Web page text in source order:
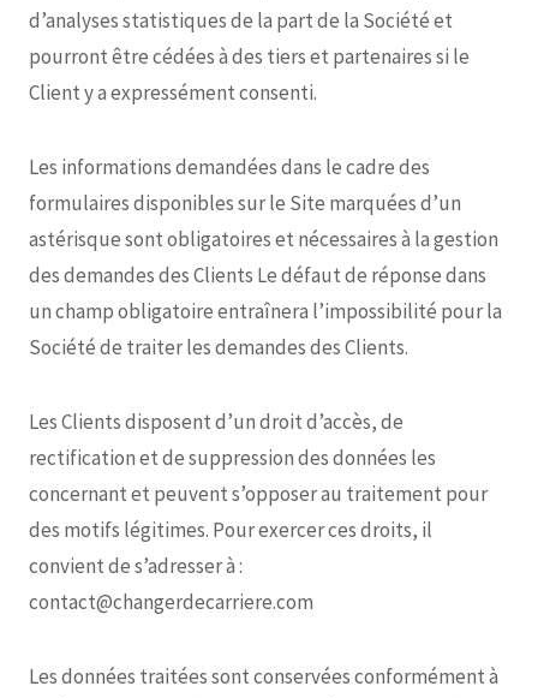
d’analyses statistiques de la part de la Société et
pourront être cédées à des tiers et partenaires si le
Client y a expressément consenti.
Les informations demandées dans le cadre des
formulaires disponibles sur le Site marquées d’un
astérisque sont obligatoires et nécessaires à la gestion
des demandes des Clients Le défaut de réponse dans
un champ obligatoire entraînera l’impossibilité pour la
Société de traiter les demandes des Clients.
Les Clients disposent d’un droit d’accès, de
rectification et de suppression des données les
concernant et peuvent s’opposer au traitement pour
des motifs légitimes. Pour exercer ces droits, il
convient de s’adresser à :
contact@changerdecarriere.com
Les données traitées sont conservées conformément à